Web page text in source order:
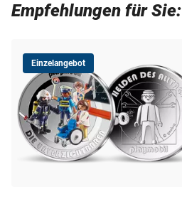
Empfehlungen für Sie:
Einzelangebot